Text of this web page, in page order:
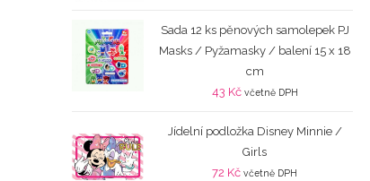
Sada 12 ks pěnových samolepek PJ
Masks / Pyžamasky / balení 15 x 18
cm
43 Kč včetně DPH
Jídelní podložka Disney Minnie /
Girls
72 Kč včetně DPH